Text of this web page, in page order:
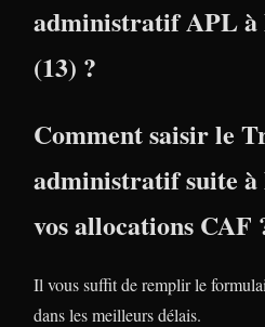
administratif APL à
(13) ?
Comment saisir le
administratif suite à
vos allocations CAF
Il vous suffit de remplir le
dans les meilleurs délais.